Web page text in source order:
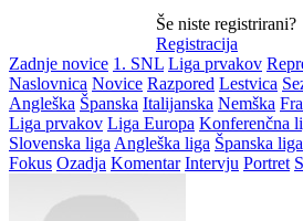
Še niste registrirani?
Registracija
Zadnje novice 1. SNL Liga prvakov
Naslovnica Novice Razpored Lestvica
Angleška Španska Italijanska Nemška
Liga prvakov Liga Europa Konferenčna
Slovenska liga Angleška liga Španska liga
Fokus Ozadja Komentar Intervju Portret